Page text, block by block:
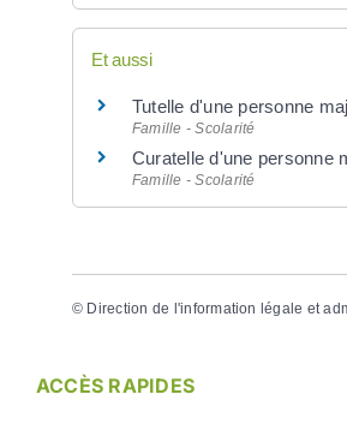
Et aussi
Tutelle d'une personne
Famille - Scolarité
Curatelle d'une personne
Famille - Scolarité
© Direction de l'information légale et
ACCÈS RAPIDES